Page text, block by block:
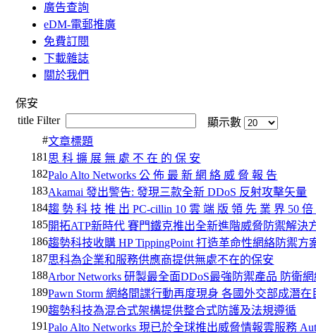
廣告查詢
eDM-電郵推廣
免費訂閱
下載雜誌
關於我們
保安
title Filter
顯示數
#文章標題
181 思 科 擴 展 無 處 不 在 的 保 安
182Palo Alto Networks 公 佈 最 新 網 絡 威 脅 報 告
183Akamai 發出警告: 發現三款全新 DDoS 反射攻擊矢量
184趨 勢 科 技 推 出 PC-cillin 10 雲 端 版 領 先 業 界 50
185開拓ATP新時代 賽門鐵克推出全新進階威脅防禦解決
186趨勢科技收購 HP TippingPoint 打造革命性網絡防禦方
187思科為企業和服務供應商提供無處不在的保安
188Arbor Networks 研製最全面DDoS最強防禦產品 防衛
189Pawn Storm 網絡間諜行動再度現身 各國外交部成潛在
190趨勢科技為混合式架構提供整合式防護及法規遵循
191Palo Alto Networks 現已於全球推出​威脅情報雲服務